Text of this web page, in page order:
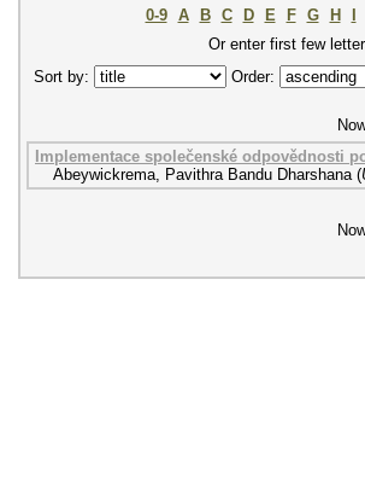
0-9 A B C D E F G H
Or enter first few
Sort by:
Order:
Implementace společenské odpovědnosti
Abeywickrema, Pavithra Bandu Dharshana (